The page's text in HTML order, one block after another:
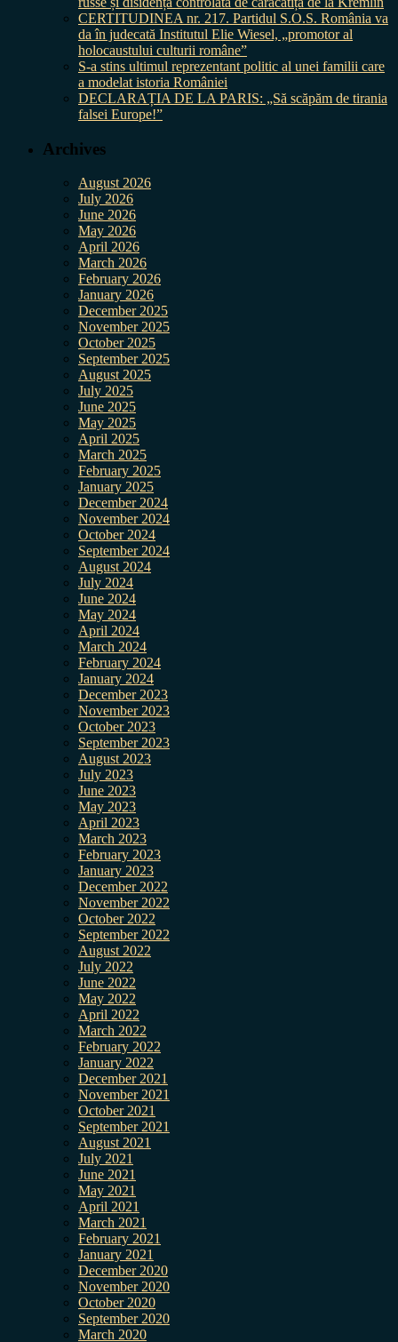
CERTITUDINEA nr. 217. Partidul S.O.S. România va
da în judecată Institutul Elie Wiesel, „promotor al
holocaustului culturii române”
S-a stins ultimul reprezentant politic al unei familii care
a modelat istoria României
DECLARAȚIA DE LA PARIS: „Să scăpăm de tirania
falsei Europe!”
Archives
August 2026
July 2026
June 2026
May 2026
April 2026
March 2026
February 2026
January 2026
December 2025
November 2025
October 2025
September 2025
August 2025
July 2025
June 2025
May 2025
April 2025
March 2025
February 2025
January 2025
December 2024
November 2024
October 2024
September 2024
August 2024
July 2024
June 2024
May 2024
April 2024
March 2024
February 2024
January 2024
December 2023
November 2023
October 2023
September 2023
August 2023
July 2023
June 2023
May 2023
April 2023
March 2023
February 2023
January 2023
December 2022
November 2022
October 2022
September 2022
August 2022
July 2022
June 2022
May 2022
April 2022
March 2022
February 2022
January 2022
December 2021
November 2021
October 2021
September 2021
August 2021
July 2021
June 2021
May 2021
April 2021
March 2021
February 2021
January 2021
December 2020
November 2020
October 2020
September 2020
March 2020